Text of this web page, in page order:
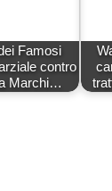
Famosi
contro
Marchi…